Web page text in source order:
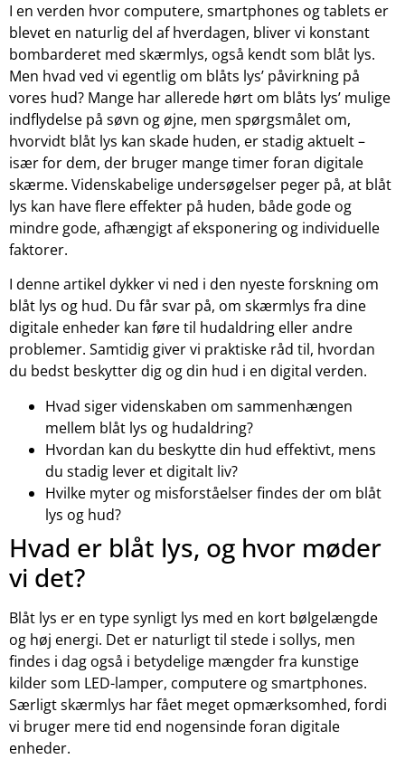
I en verden hvor computere, smartphones og tablets er
blevet en naturlig del af hverdagen, bliver vi konstant
bombarderet med skærmlys, også kendt som blåt lys.
Men hvad ved vi egentlig om blåts lys’ påvirkning på
vores hud? Mange har allerede hørt om blåts lys’ mulige
indflydelse på søvn og øjne, men spørgsmålet om,
hvorvidt blåt lys kan skade huden, er stadig aktuelt –
især for dem, der bruger mange timer foran digitale
skærme. Videnskabelige undersøgelser peger på, at blåt
lys kan have flere effekter på huden, både gode og
mindre gode, afhængigt af eksponering og individuelle
faktorer.
I denne artikel dykker vi ned i den nyeste forskning om
blåt lys og hud. Du får svar på, om skærmlys fra dine
digitale enheder kan føre til hudaldring eller andre
problemer. Samtidig giver vi praktiske råd til, hvordan
du bedst beskytter dig og din hud i en digital verden.
Hvad siger videnskaben om sammenhængen
mellem blåt lys og hudaldring?
Hvordan kan du beskytte din hud effektivt, mens
du stadig lever et digitalt liv?
Hvilke myter og misforståelser findes der om blåt
lys og hud?
Hvad er blåt lys, og hvor møder
vi det?
Blåt lys er en type synligt lys med en kort bølgelængde
og høj energi. Det er naturligt til stede i sollys, men
findes i dag også i betydelige mængder fra kunstige
kilder som LED-lamper, computere og smartphones.
Særligt skærmlys har fået meget opmærksomhed, fordi
vi bruger mere tid end nogensinde foran digitale
enheder.